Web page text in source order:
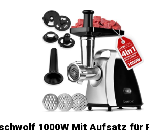
1000W Mit Aufsatz für